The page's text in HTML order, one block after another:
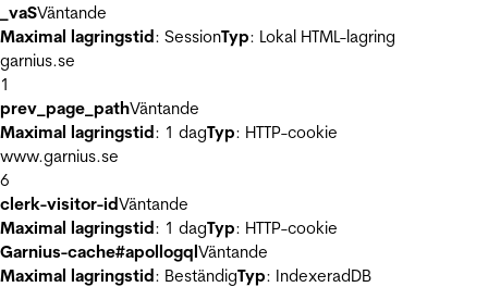
_vaSVäntande
Maximal lagringstid: SessionTyp: Lokal HTML-lagring
garnius.se
1
prev_page_pathVäntande
Maximal lagringstid: 1 dagTyp: HTTP-cookie
www.garnius.se
6
clerk-visitor-idVäntande
Maximal lagringstid: 1 dagTyp: HTTP-cookie
Garnius-cache#apollogqlVäntande
Maximal lagringstid: BeständigTyp: IndexeradDB